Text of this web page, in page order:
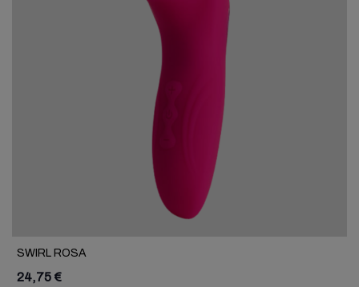
SWIRL ROSA
24,75 €